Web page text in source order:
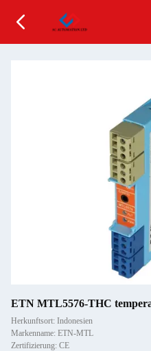
ETN MTL5576-THC
Herkunftsort: Indonesien
Markenname: ETN-MTL
Zertifizierung: CE